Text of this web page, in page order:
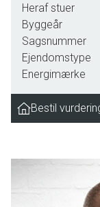
Beliggenheden i et roligt
og det skyldes ikke
og kulturtilbud let kan
Lad os byde jer
Heraf stuer
Byggeår
Sagsnummer
Ejendomstype
Energimærke
Bestil